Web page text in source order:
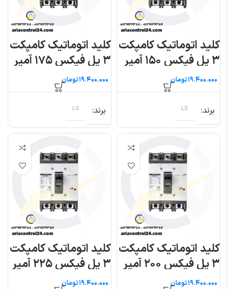
کلید اتوماتیک کامپکت
۳ پل فیکس ۱۵۰ آمپر
(متاسول) ال اس
تومان
برند LS
کلید اتوماتیک کامپکت
۳ پل فیکس ۱۷۵ آمپر
(متاسول) ال اس
تومان
برند LS
کلید اتوماتیک کامپکت
۳ پل فیکس ۲۰۰ آمپر
(متاسول) ال اس
تومان
کلید اتوماتیک کامپکت
۳ پل فیکس ۲۲۵ آمپر
(متاسول) ال اس
تومان